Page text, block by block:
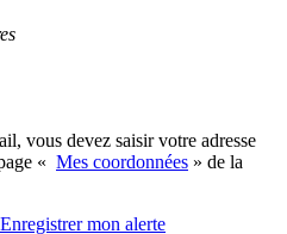
vous devez saisir votre adresse
« Mes coordonnées » de la
Enregistrermon alerte